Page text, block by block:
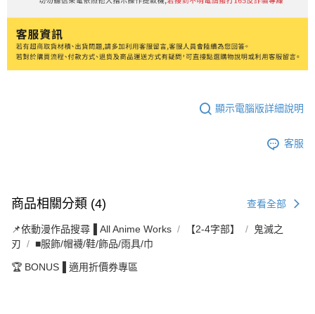
顯示電腦版詳細說明
客服
商品相關分類 (4) 查看全部
📌依動漫作品搜尋▐ All Anime Works 【2-4字部】
鬼滅之
刃
■服飾/帽襪/鞋/飾品/雨具/巾
🏆 BONUS▐ 適用折價券專區